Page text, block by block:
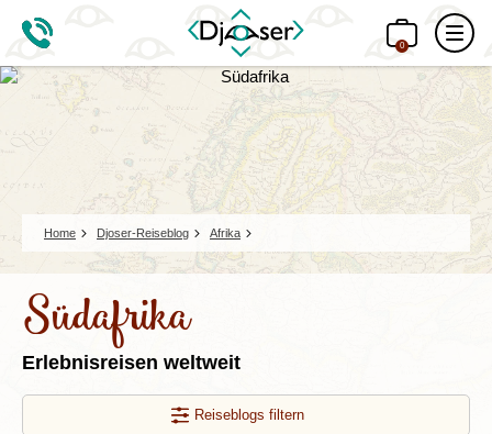
0
Home Djoser-Reiseblog Afrika
Südafrika
Erlebnisreisen weltweit
Reiseblogs filtern